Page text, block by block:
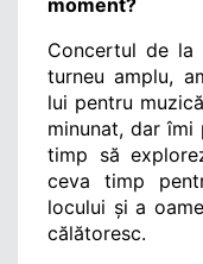
moment?
Concertul de la
turneu amplu,
lui pentru
minunat, dar îmi
timp să
ceva timp
locului și a
călătoresc.